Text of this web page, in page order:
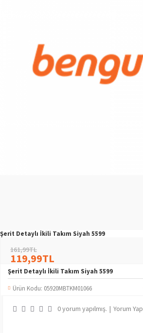
Şerit Detaylı İkili Takım Siyah 5599
Şerit Detaylı İkili Takım Siyah 5599
Ürün Kodu: 05920MBTKM01066
0 yorum yapılmış. | Yorum Yap
119,99TL
161,99TL